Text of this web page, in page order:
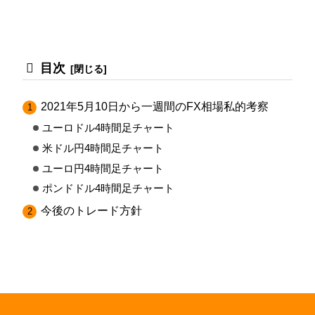
目次
2021年5月10日から一週間のFX相場私的考察
ユーロドル4時間足チャート
米ドル円4時間足チャート
ユーロ円4時間足チャート
ポンドドル4時間足チャート
今後のトレード方針